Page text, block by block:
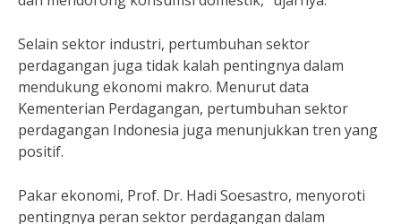
Selain sektor industri, pertumbuhan sektor
perdagangan juga tidak kalah pentingnya dalam
mendukung ekonomi makro. Menurut data
Kementerian Perdagangan, pertumbuhan sektor
perdagangan Indonesia juga menunjukkan tren yang
positif.
Pakar ekonomi, Prof. Dr. Hadi Soesastro, menyoroti
pentingnya peran sektor perdagangan dalam